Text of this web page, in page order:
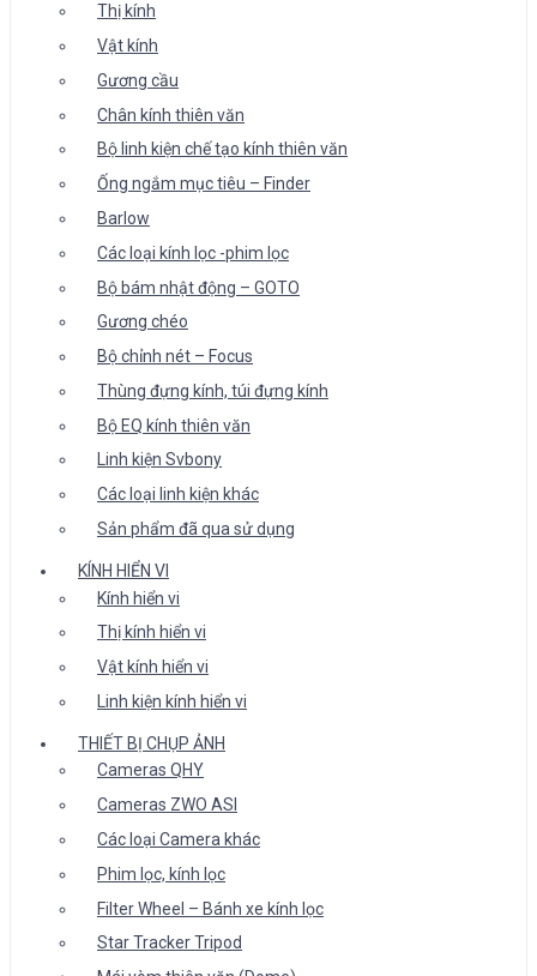
Thị kính
Vật kính
Gương cầu
Chân kính thiên văn
Bộ linh kiện chế tạo kính thiên văn
Ống ngắm mục tiêu – Finder
Barlow
Các loại kính lọc -phim lọc
Bộ bám nhật động – GOTO
Gương chéo
Bộ chỉnh nét – Focus
Thùng đựng kính, túi đựng kính
Bộ EQ kính thiên văn
Linh kiện Svbony
Các loại linh kiện khác
Sản phẩm đã qua sử dụng
KÍNH HIỂN VI
Kính hiển vi
Thị kính hiển vi
Vật kính hiển vi
Linh kiện kính hiển vi
THIẾT BỊ CHỤP ẢNH
Cameras QHY
Cameras ZWO ASI
Các loại Camera khác
Phim lọc, kính lọc
Filter Wheel – Bánh xe kính lọc
Star Tracker Tripod